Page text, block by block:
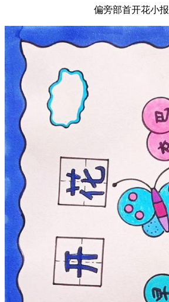
偏旁部首开花小报